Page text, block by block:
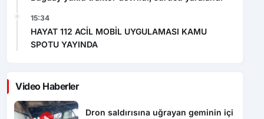
15:34
HAYAT 112 ACİL MOBİL UYGULAMASI KAMU
SPOTU YAYINDA
Video Haberler
Dron saldırısına uğrayan geminin içi